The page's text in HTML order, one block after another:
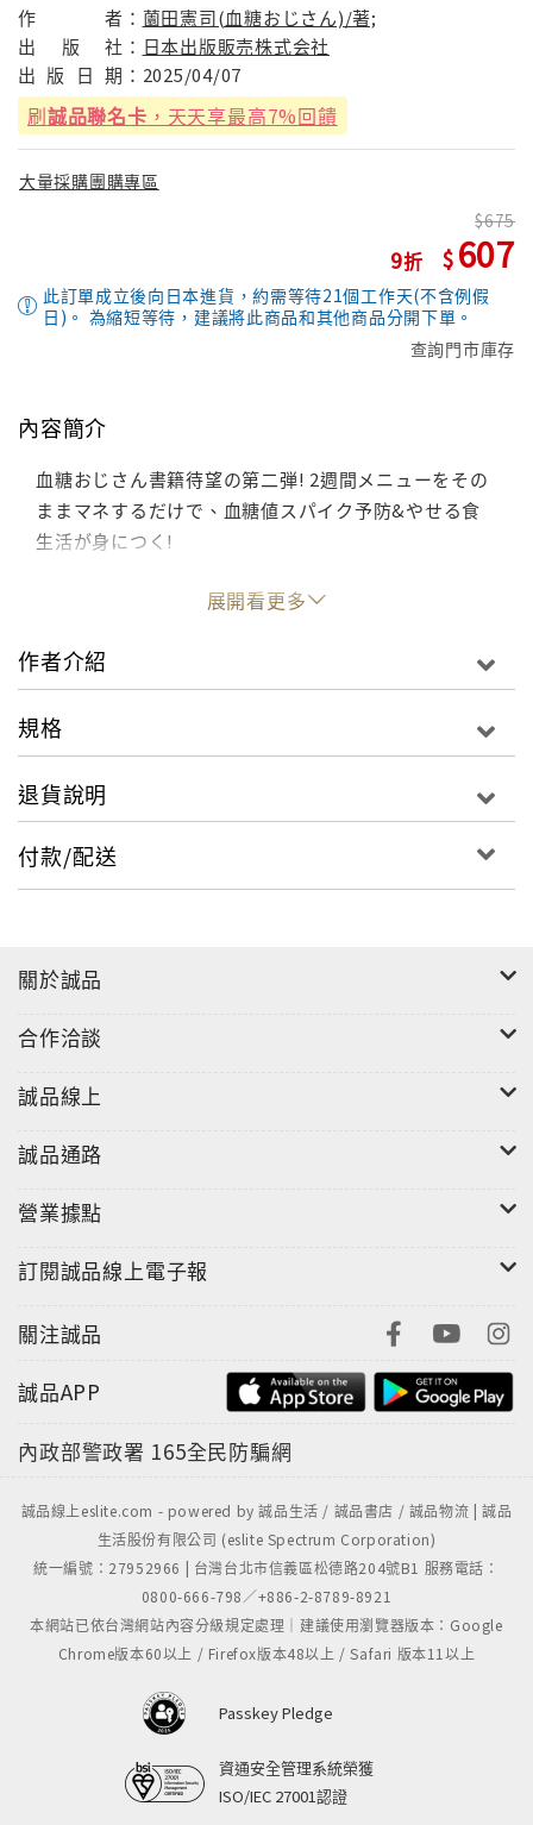
作 者： 薗田憲司(血糖おじさん)/著;
出
版 社： 日本出版販売株式会社
出 版 日 期： 2025/04/07
刷誠品聯名卡 ，天天享最高7%回饋
大量採購團購專區
9
675
607
此訂單成立後向日本進貨，約需等待21個工作天(不含例假
日)。 為縮短等待，建議將此商品和其他商品分開下單。
查詢門市庫存
內容簡介
血糖おじさん書籍待望の第二弾! 2週間メニューをその
ままマネするだけで、血糖値スパイク予防&やせる食
生活が身につく!
展開看更多
作者介紹
規格
退貨說明
付款/配送
關於誠品
合作洽談
誠品線上
誠品通路
營業據點
訂閱誠品線上電子報
關注誠品
誠品APP
內政部警政署 165全民防騙網
誠品線上eslite.com - powered by 誠品生活 / 誠品書店 / 誠品物流 | 誠品
生活股份有限公司 (eslite Spectrum Corporation)
統一編號：27952966 | 台灣台北市信義區松德路204號B1 服務電話：
0800-666-798／+886-2-8789-8921
本網站已依台灣網站內容分級規定處理｜建議使用瀏覽器版本：Google
Chrome版本60以上 / Firefox版本48以上 / Safari 版本11以上
Passkey Pledge
資通安全管理系統榮獲
ISO/IEC 27001認證